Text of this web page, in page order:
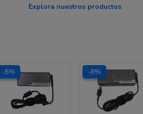
Explora nuestros productos
-5%
-5%
precio
original
era:
$ 128.744.
-8%
-8%
precio
original
era:
$ 166.008.